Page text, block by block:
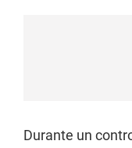
Durante un